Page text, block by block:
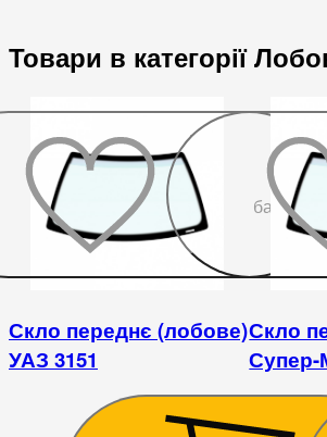
Товари в категорії
До
бажаного
Скло переднє (лобове)
УАЗ 3151
Скло